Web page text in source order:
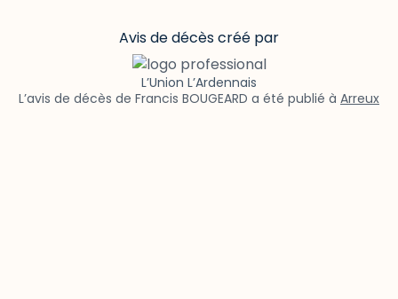
Avis de décès créé par
L’Union L’Ardennais
L’avis de décès de Francis BOUGEARD a été publié à Arreux